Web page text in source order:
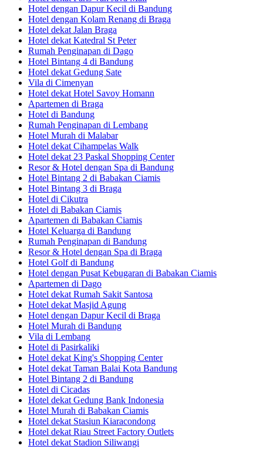
Hotel dengan Dapur Kecil di Bandung
Hotel dengan Kolam Renang di Braga
Hotel dekat Jalan Braga
Hotel dekat Katedral St Peter
Rumah Penginapan di Dago
Hotel Bintang 4 di Bandung
Hotel dekat Gedung Sate
Vila di Cimenyan
Hotel dekat Hotel Savoy Homann
Apartemen di Braga
Hotel di Bandung
Rumah Penginapan di Lembang
Hotel Murah di Malabar
Hotel dekat Cihampelas Walk
Hotel dekat 23 Paskal Shopping Center
Resor & Hotel dengan Spa di Bandung
Hotel Bintang 2 di Babakan Ciamis
Hotel Bintang 3 di Braga
Hotel di Cikutra
Hotel di Babakan Ciamis
Apartemen di Babakan Ciamis
Hotel Keluarga di Bandung
Rumah Penginapan di Bandung
Resor & Hotel dengan Spa di Braga
Hotel Golf di Bandung
Hotel dengan Pusat Kebugaran di Babakan Ciamis
Apartemen di Dago
Hotel dekat Rumah Sakit Santosa
Hotel dekat Masjid Agung
Hotel dengan Dapur Kecil di Braga
Hotel Murah di Bandung
Vila di Lembang
Hotel di Pasirkaliki
Hotel dekat King's Shopping Center
Hotel dekat Taman Balai Kota Bandung
Hotel Bintang 2 di Bandung
Hotel di Cicadas
Hotel dekat Gedung Bank Indonesia
Hotel Murah di Babakan Ciamis
Hotel dekat Stasiun Kiaracondong
Hotel dekat Riau Street Factory Outlets
Hotel dekat Stadion Siliwangi